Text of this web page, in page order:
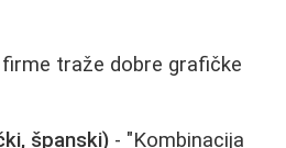
traže dobre grafičke
španski) - "Kombinacija